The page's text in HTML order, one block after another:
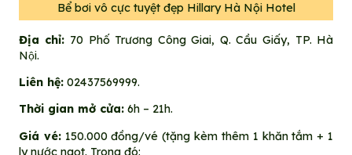
Bể bơi vô cực tuyệt đẹp Hillary Hà Nội Hotel
Địa chỉ: 70 Phố Trương Công Giai, Q. Cầu Giấy, TP. Hà
Nội.
Liên hệ:02437569999.
Thời gian mở cửa:6h – 21h.
Giá vé:150.000 đồng/vé (tặng kèm thêm 1 khăn tắm + 1
ly nước ngọt. Trong đó: